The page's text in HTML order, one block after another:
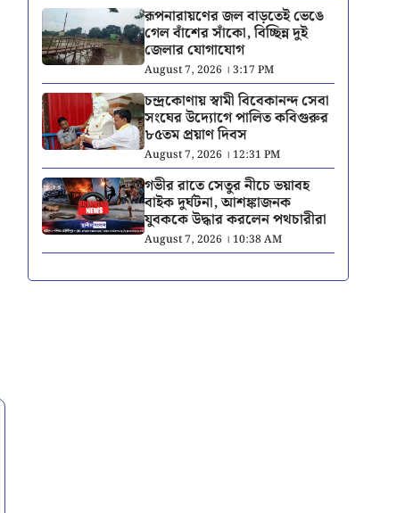
রূপনারায়ণের জল বাড়তেই ভেঙে
গেল বাঁশের সাঁকো, বিচ্ছিন্ন দুই
জেলার যোগাযোগ
August 7, 2026 । 3:17 PM
চন্দ্রকোণায় স্বামী বিবেকানন্দ সেবা
সংঘের উদ্যোগে পালিত কবিগুরুর
৮৫তম প্রয়াণ দিবস
August 7, 2026 । 12:31 PM
গভীর রাতে সেতুর নীচে ভয়াবহ
বাইক দুর্ঘটনা, আশঙ্কাজনক
যুবককে উদ্ধার করলেন পথচারীরা
August 7, 2026 । 10:38 AM